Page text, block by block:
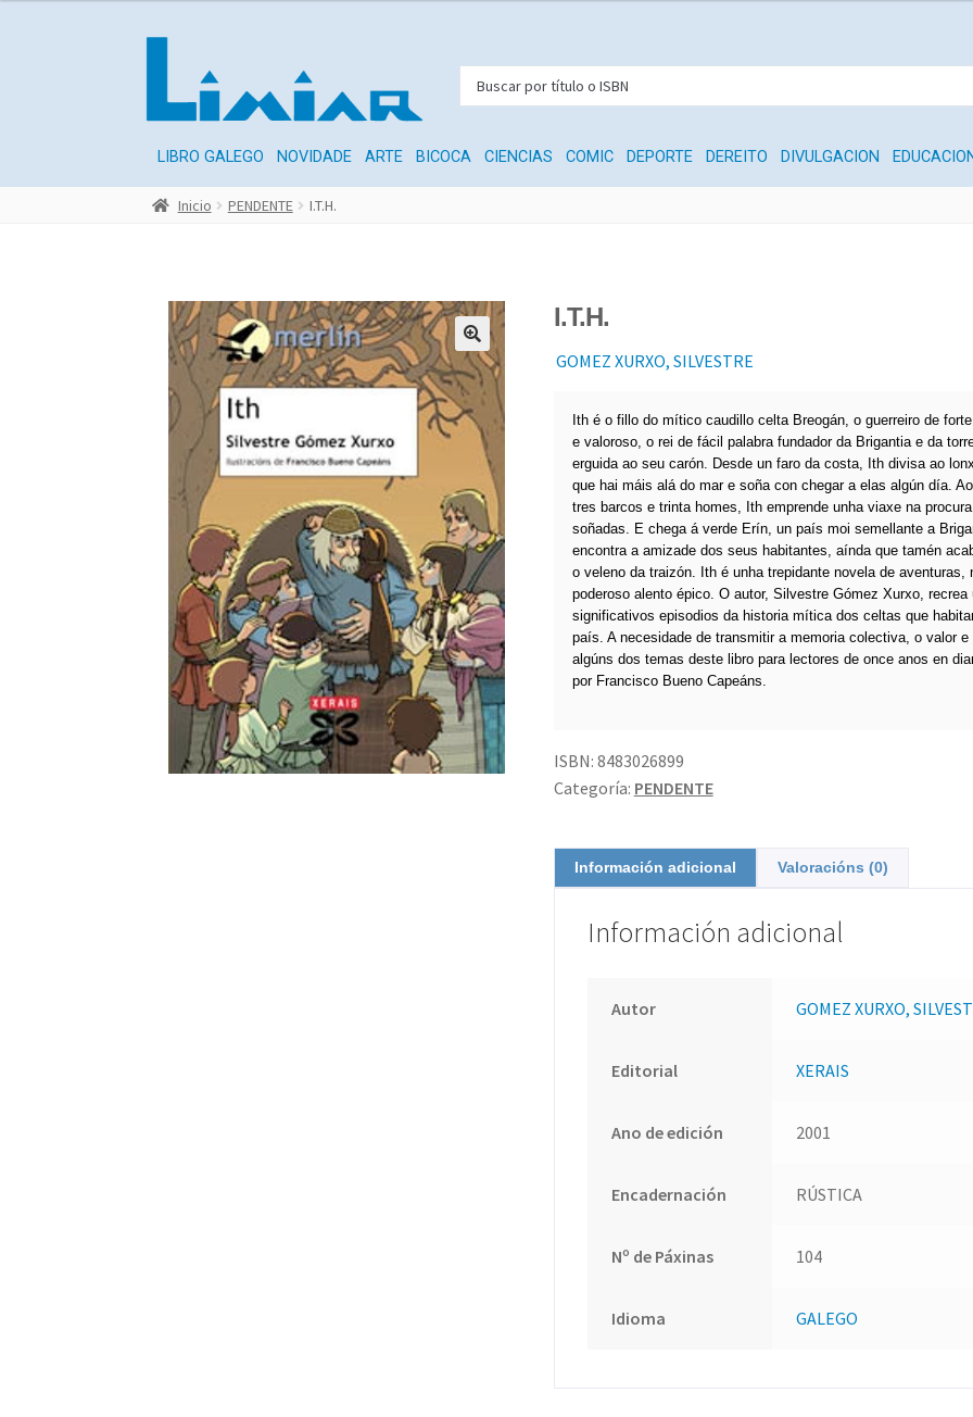
LIBRO GALEGO NOVIDADE ARTE BICOCA CIENCIAS COMIC DEPORTE DEREITO DIVULGACION
Inicio PENDENTE I.T.H.
I.T.H.
GOMEZ XURXO, SILVESTRE
Ith é o fillo do mítico caudillo celta Breogán, o guerreiro de
e valoroso, o rei de fácil palabra fundador da Brigantia e da
erguida ao seu carón. Desde un faro da costa, Ith divisa ao
que hai máis alá do mar e soña con chegar a elas algún día.
tres barcos e trinta homes, Ith emprende unha viaxe na
soñadas. E chega á verde Erín, un país moi semellante a
encontra a amizade dos seus habitantes, aínda que tamén
o veleno da traizón. Ith é unha trepidante novela de aventuras,
poderoso alento épico. O autor, Silvestre Gómez Xurxo, recrea
significativos episodios da historia mítica dos celtas que
país. A necesidade de transmitir a memoria colectiva, o valor e
algúns dos temas deste libro para lectores de once anos en
por Francisco Bueno Capeáns.
ISBN: 8483026899
Categoría: PENDENTE
Información adicional Valoracións (0)
Información adicional
Autor GOMEZ XURXO,
Editorial XERAIS
Ano de edición 2001
Encadernación RÚSTICA
Nº de Páxinas 104
Idioma GALEGO